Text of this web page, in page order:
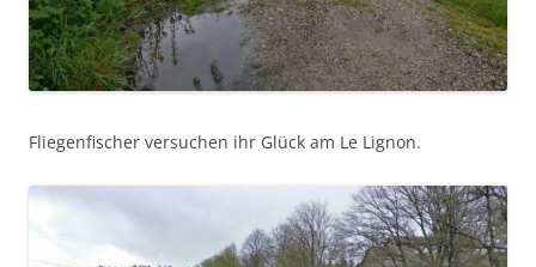
Fliegenfischer versuchen ihr Glück am Le Lignon.